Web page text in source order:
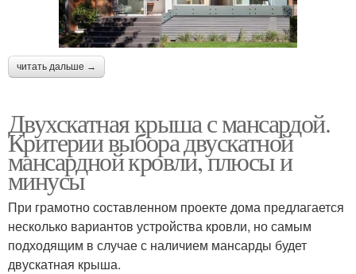
читать дальше →
Двухскатная крыша с мансардой.
Критерии выбора двускатной
мансардной кровли, плюсы и
минусы
При грамотно составленном проекте дома предлагается
несколько вариантов устройства кровли, но самым
подходящим в случае с наличием мансарды будет
двускатная крыша.